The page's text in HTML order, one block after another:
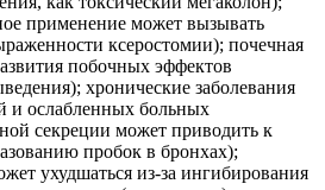
применение может вызывать
ксеростомии); почечная
побочных эффектов
хронические заболевания
и ослабленных больных
секреции может приводить к
пробок в бронхах);
ухудшаться из-за ингибирования